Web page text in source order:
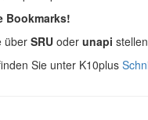
Bookmarks!
überSRU oder unapi
Sie unter K10plus